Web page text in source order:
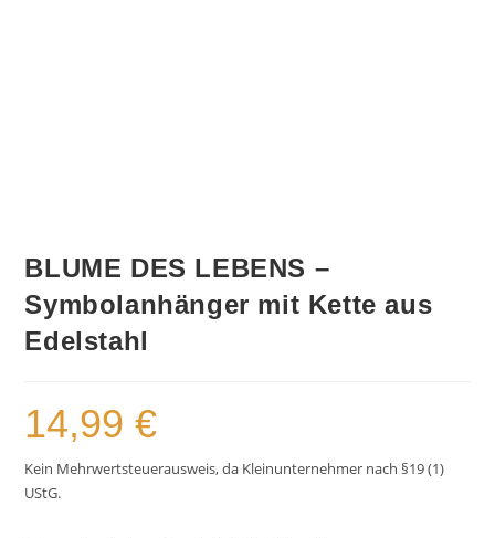
BLUME DES LEBENS –
Symbolanhänger mit Kette aus
Edelstahl
14,99€
Kein Mehrwertsteuerausweis, da Kleinunternehmer nach §19 (1)
UStG.